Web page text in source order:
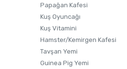
Papağan Kafesi
Kuş Oyuncağı
Kuş Vitamini
Hamster/Kemirgen Kafesi
Tavşan Yemi
Guinea Pig Yemi